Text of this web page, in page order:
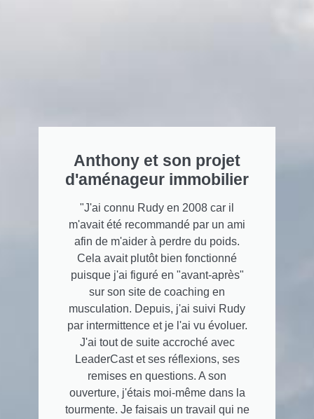
Anthony et son projet
d'aménageur immobilier
"J'ai connu Rudy en 2008 car il
m'avait été recommandé par un ami
afin de m'aider à perdre du poids.
Cela avait plutôt bien fonctionné
puisque j'ai figuré en "avant-après"
sur son site de coaching en
musculation. Depuis, j'ai suivi Rudy
par intermittence et je l'ai vu évoluer.
J'ai tout de suite accroché avec
LeaderCast et ses réflexions, ses
remises en questions. A son
ouverture, j'étais moi-même dans la
tourmente. Je faisais un travail qui ne